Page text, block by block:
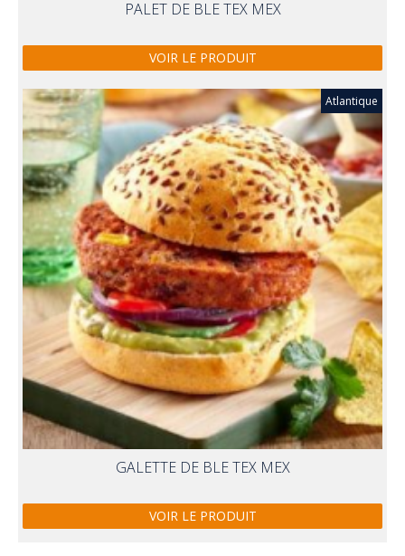
PALET DE BLE TEX MEX
VOIR LE PRODUIT
Atlantique
GALETTE DE BLE TEX MEX
VOIR LE PRODUIT